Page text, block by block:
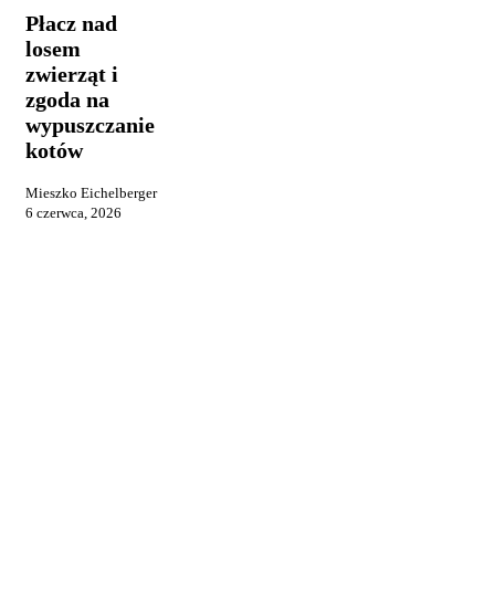
losem
zwierząt
i
zgoda
na
wypuszczanie
kotów
Płacz nad
losem
zwierząt i
zgoda na
wypuszczanie
kotów
Mieszko Eichelberger
6 czerwca, 2026